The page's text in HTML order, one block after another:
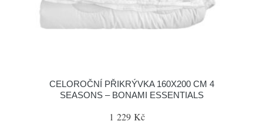
CELOROČNÍ PŘIKRÝVKA 160X200 CM 4
SEASONS – BONAMI ESSENTIALS
1 229 Kč